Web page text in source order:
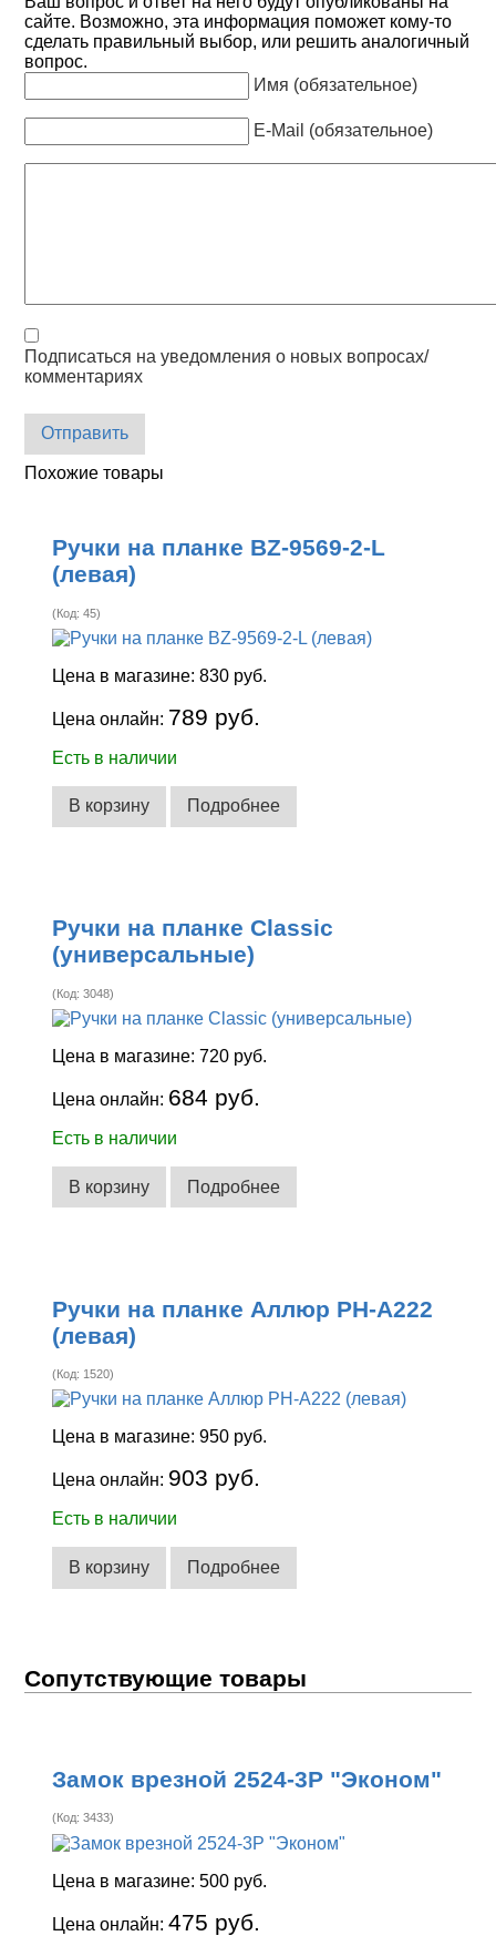
сайте. Возможно, эта информация поможет кому-то
сделать правильный выбор, или решить аналогичный
вопрос.
Имя (обязательное)
E-Mail (обязательное)
Подписаться на уведомления о новых вопросах/
комментариях
Отправить
Похожие товары
Ручки на планке BZ-9569-2-L
(левая)
(Код:45)
Цена в магазине:830 руб.
Цена онлайн: 789 руб.
Есть в наличии
В корзину Подробнее
Ручки на планке Classic
(универсальные)
(Код:3048)
Цена в магазине:720 руб.
Цена онлайн: 684 руб.
Есть в наличии
В корзину Подробнее
Ручки на планке Аллюр РН-А222
(левая)
(Код: 1520)
Цена в магазине:950 руб.
Цена онлайн: 903 руб.
Есть в наличии
В корзину Подробнее
Сопутствующие товары
Замок врезной 2524-3Р "Эконом"
(Код:3433)
Цена в магазине:500 руб.
Цена онлайн:475 руб.